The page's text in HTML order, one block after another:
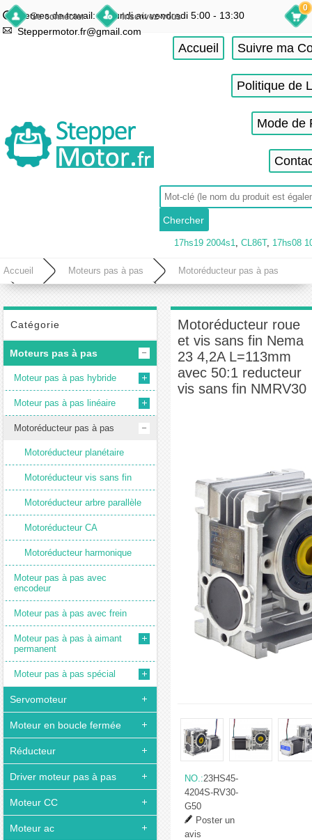
Se connecter Inscrivez-vous
Heures de travail: du lundi au vendredi 5:00 - 13:30
Steppermotor.fr@gmail.com
0
Accueil Suivre ma
Politique de
Mode de
17hs19 2004s1, CL86T, 17hs08
Accueil Moteurs pas à pas Motoréducteur pas à pas
Nema 23 4,2A L=113mm avec 50:1 reducteur vis sans fin NMRV30
Catégorie
Moteurs pas à pas
Moteur pas à pas hybride
Moteur pas à pas linéaire
Motoréducteur pas à pas
Motoréducteur planétaire
Motoréducteur vis sans fin
Motoréducteur arbre parallèle
Motoréducteur CA
Motoréducteur harmonique
Moteur pas à pas avec
encodeur
Moteur pas à pas avec frein
Moteur pas à pas à aimant
permanent
Moteur pas à pas spécial
Servomoteur
Moteur en boucle fermée
Réducteur
Driver moteur pas à pas
Moteur CC
Moteur ac
Motoréducteur roue
et vis sans fin Nema
23 4,2A L=113mm
avec 50:1 reducteur
vis sans fin NMRV30
NO.:23HS45-
4204S-RV30-
G50
Poster un
avis